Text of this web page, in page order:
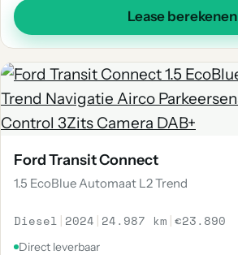
Lease berekenen
Ford Transit Connect
1.5 EcoBlue Automaat L2 Trend
Diesel | 2024 | 24.987 km |€23.890
Direct leverbaar